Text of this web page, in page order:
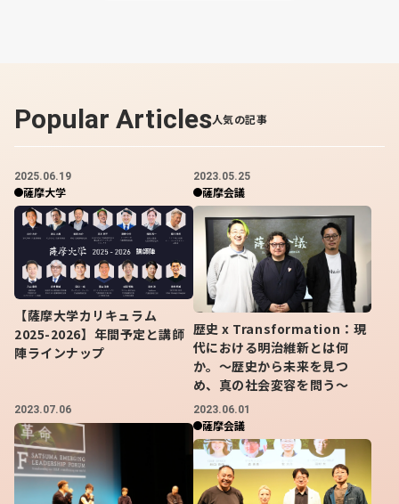
「おじいちゃんおばあちゃんが元気が
ない！」知内温泉で働くなかで見えて
きた”地元の将来への不安”
幼少期からじいちゃんばあちゃんっ子だった佐藤さん
は、”年齢による衰えととももに代々続いた知内温泉の担
い手への心配があり祖父母ともに元気がない”というのを
聞きつけ、26歳からは知内温泉で働くことを決意します。
子どものころからお手伝いはしていたのですが、やは
り”仕事”として働くのは大変で、仕事の内容はもちろん、
しきたり、お客様対応など様々なことを覚えるのに必死で
した。知内温泉で下積み生活を送っている佐藤さんはこの
ころから「知内にはまだまだ伝えきれていない魅力があ
る、と同時にこのままでは観光業や町存在意義の先行きが
Popular Articles人気の記事
2025.06.19
薩摩大学
【薩摩大学カリキュラム
2025-2026】年間予定と講師
陣ラインナップ
2023.05.25
薩摩会議
歴史 x Transformation：現
代における明治維新とは何
か。～歴史から未来を見つ
め、真の社会変容を問う～
2023.07.06 2023.06.01
薩摩会議